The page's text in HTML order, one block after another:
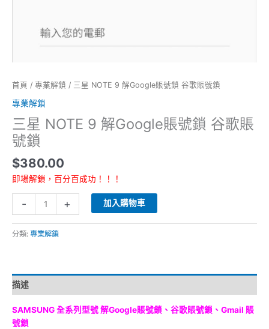
首頁 / 專業解鎖 / 三星 NOTE 9 解Google賬號鎖 谷歌賬號鎖
專業解鎖
三星 NOTE 9 解Google賬號鎖 谷歌賬
號鎖
$380.00
即場解鎖，百分百成功！！！
- + 加入購物車
分類: 專業解鎖
描述
SAMSUNG 全系列型號解Google賬號鎖、谷歌賬號鎖、Gmail 賬
號鎖